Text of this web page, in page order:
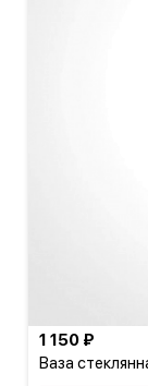
Ваза
1 150 ₽